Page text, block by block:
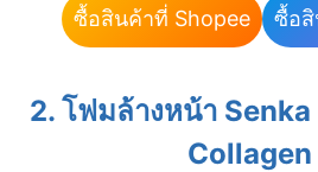
ซื้อสินค้าที่ Shopee ซื้อสิ
2. โฟมล้างหน้า
Collagen